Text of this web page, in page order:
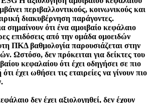
περιβαλλοντικούς, κοινωνικούς και
διακυβέρνηση παράγοντες.
σημαίνουν ότι ένα αμοιβαίο κεφάλαιο
επιδόσεις από την ομάδα ομοειδών
ΠΚΔ βαθμολογία παρουσιάζεται στην
Ωστόσο, δεν πρόκειται για δείκτες του
κεφαλαίου ότι έχει οδηγήσει σε πιο
έχει ωθήσει τις εταιρείες να γίνουν πιο
δεν έχει αξιολογηθεί, δεν έχουν